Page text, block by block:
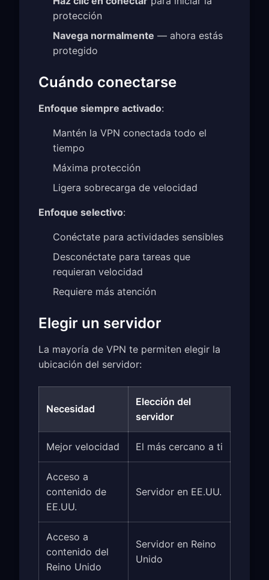
protección
Navega normalmente — ahora estás
protegido
Cuándo conectarse
Enfoque siempre activado:
Mantén la VPN conectada todo el
tiempo
Máxima protección
Ligera sobrecarga de velocidad
Enfoque selectivo:
Conéctate para actividades sensibles
Desconéctate para tareas que
requieran velocidad
Requiere más atención
Elegir un servidor
La mayoría de VPN te permiten elegir la
ubicación del servidor:
Necesidad
Elección del
servidor
Mejor velocidad El más cercano a ti
Acceso a
contenido de
EE.UU.
Servidor en EE.UU.
Acceso a
contenido del
Reino Unido
Servidor en Reino
Unido